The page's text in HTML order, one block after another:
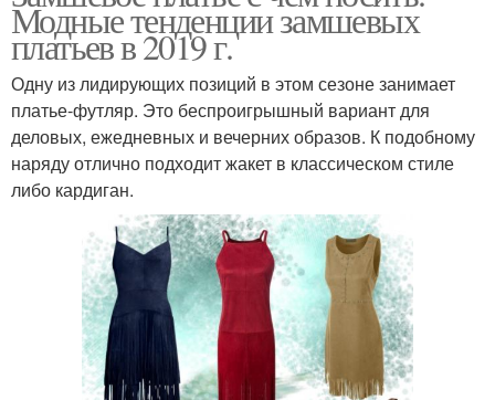
Модные тенденции замшевых
платьев в 2019 г.
Одну из лидирующих позиций в этом сезоне занимает
платье-футляр. Это беспроигрышный вариант для
деловых, ежедневных и вечерних образов. К подобному
наряду отлично подходит жакет в классическом стиле
либо кардиган.